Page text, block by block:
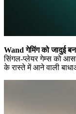
Wand गेमिंग को जादुई
सिंगल-प्लेयर गेम्स को
के रास्ते में आने वाली